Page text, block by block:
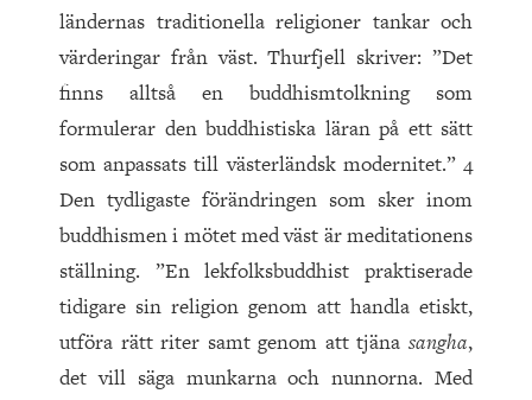
ländernas traditionella religioner tankar och
värderingar från väst. Thurfjell skriver: ”Det
finns alltså en buddhismtolkning som
formulerar den buddhistiska läran på ett sätt
som anpassats till västerländsk modernitet.” 4
Den tydligaste förändringen som sker inom
buddhismen i mötet med väst är meditationens
ställning. ”En lekfolksbuddhist praktiserade
tidigare sin religion genom att handla etiskt,
utföra rätt riter samt genom att tjäna sangha,
det vill säga munkarna och nunnorna. Med